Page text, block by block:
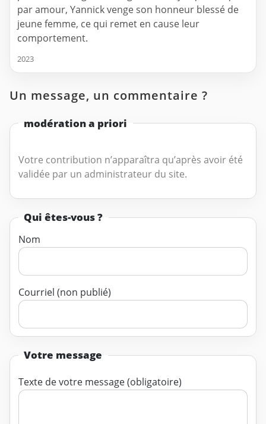
par amour, Yannick venge son honneur blessé de
jeune femme, ce qui remet en cause leur
comportement.
2023
Un message, un commentaire ?
modération a priori
Votre contribution n’apparaîtra qu’après avoir été
validée par un administrateur du site.
Qui êtes-vous ?
Nom
Courriel (non publié)
Votre message
Texte de votre message (obligatoire)